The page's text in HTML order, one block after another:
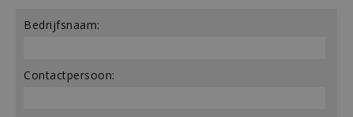
Bedrijfsnaam:
Contactpersoon: